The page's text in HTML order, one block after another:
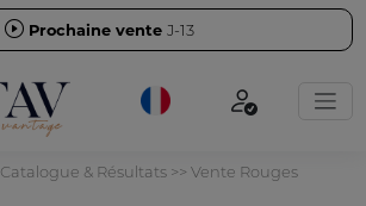
Prochaine vente J-13
Catalogue & Résultats>> Vente Rouges